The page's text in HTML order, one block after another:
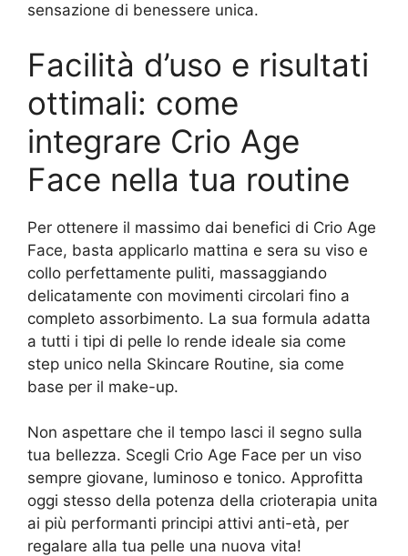
sensazione di benessere unica.
Facilità d’uso e risultati
ottimali: come
integrare Crio Age
Face nella tua routine
Per ottenere il massimo dai benefici di Crio Age
Face, basta applicarlo mattina e sera su viso e
collo perfettamente puliti, massaggiando
delicatamente con movimenti circolari fino a
completo assorbimento. La sua formula adatta
a tutti i tipi di pelle lo rende ideale sia come
step unico nella Skincare Routine, sia come
base per il make-up.
Non aspettare che il tempo lasci il segno sulla
tua bellezza. Scegli Crio Age Face per un viso
sempre giovane, luminoso e tonico. Approfitta
oggi stesso della potenza della crioterapia unita
ai più performanti principi attivi anti-età, per
regalare alla tua pelle una nuova vita!